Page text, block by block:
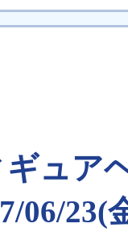
ギュア
06/23(